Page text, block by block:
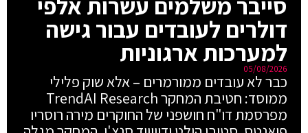
דולרים לעובדים עבור גישה
למערכות ארגוניות
05/08/2026
כבר לא עובדים ממורמרים – אלא שוק פלילי
ממוסד: חטיבת המחקר TrendAI Research
מפרסמת דו"ח חושפני של החוקרים מירה רוסריו